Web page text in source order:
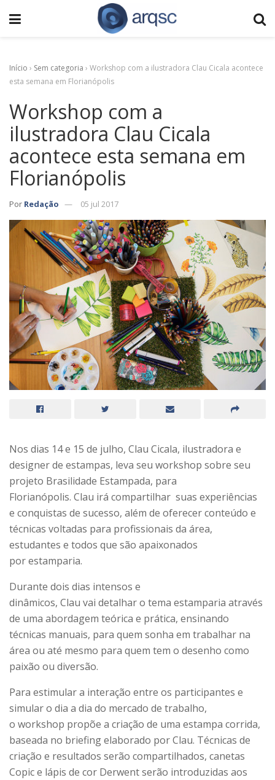
Início › Sem categoria › Workshop com a ilustradora Clau Cicala acontece
esta semana em Florianópolis
Workshop com a
ilustradora Clau Cicala
acontece esta semana em
Florianópolis
Por Redação 05 jul 2017
Nos dias 14 e 15 de julho, Clau Cicala, ilustradora e
designer de estampas, leva seu workshop sobre seu
projeto Brasilidade Estampada, para
Florianópolis. Clau irá compartilhar suas experiências
e conquistas de sucesso, além de oferecer conteúdo e
técnicas voltadas para profissionais da área,
estudantes e todos que são apaixonados
por estamparia.
Durante dois dias intensos e
dinâmicos, Clau vai detalhar o tema estamparia através
de uma abordagem teórica e prática, ensinando
técnicas manuais, para quem sonha em trabalhar na
área ou até mesmo para quem tem o desenho como
paixão ou diversão.
Para estimular a interação entre os participantes e
simular o dia a dia do mercado de trabalho,
o workshop propõe a criação de uma estampa corrida,
baseada no briefing elaborado por Clau. Técnicas de
criação e resultados serão compartilhados, canetas
Copic e lápis de cor Derwent serão introduzidas aos